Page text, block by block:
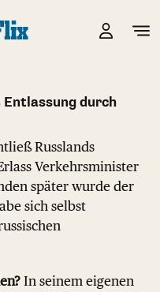
Entlassung durch
Russlands
Verkehrsminister
später wurde der
sich selbst
In seinem eigenen